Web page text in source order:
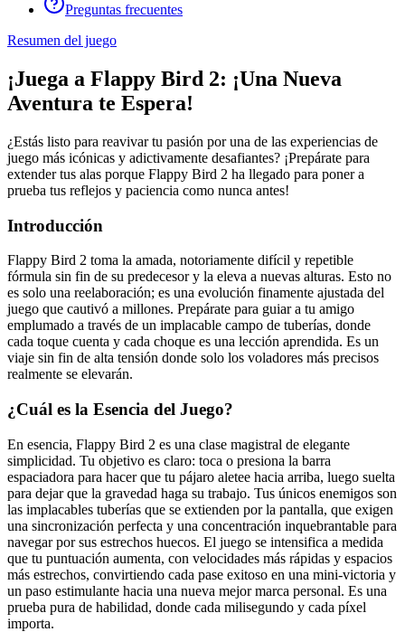
Preguntas frecuentes
Resumen del juego
¡Juega a Flappy Bird 2: ¡Una Nueva
Aventura te Espera!
¿Estás listo para reavivar tu pasión por una de las experiencias de
juego más icónicas y adictivamente desafiantes? ¡Prepárate para
extender tus alas porque Flappy Bird 2 ha llegado para poner a
prueba tus reflejos y paciencia como nunca antes!
Introducción
Flappy Bird 2 toma la amada, notoriamente difícil y repetible
fórmula sin fin de su predecesor y la eleva a nuevas alturas. Esto no
es solo una reelaboración; es una evolución finamente ajustada del
juego que cautivó a millones. Prepárate para guiar a tu amigo
emplumado a través de un implacable campo de tuberías, donde
cada toque cuenta y cada choque es una lección aprendida. Es un
viaje sin fin de alta tensión donde solo los voladores más precisos
realmente se elevarán.
¿Cuál es la Esencia del Juego?
En esencia, Flappy Bird 2 es una clase magistral de elegante
simplicidad. Tu objetivo es claro: toca o presiona la barra
espaciadora para hacer que tu pájaro aletee hacia arriba, luego suelta
para dejar que la gravedad haga su trabajo. Tus únicos enemigos son
las implacables tuberías que se extienden por la pantalla, que exigen
una sincronización perfecta y una concentración inquebrantable para
navegar por sus estrechos huecos. El juego se intensifica a medida
que tu puntuación aumenta, con velocidades más rápidas y espacios
más estrechos, convirtiendo cada pase exitoso en una mini-victoria y
un paso estimulante hacia una nueva mejor marca personal. Es una
prueba pura de habilidad, donde cada milisegundo y cada píxel
importa.